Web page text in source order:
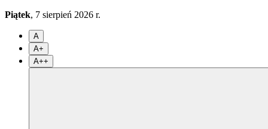
Piątek, 7 sierpień 2026 r.
A
A+
A++